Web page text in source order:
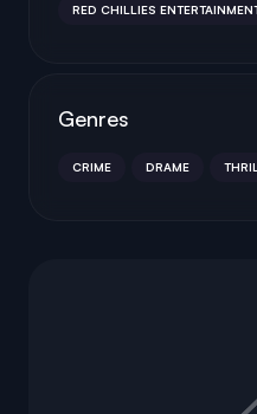
RED CHILLIES
Genres
CRIME DRAME